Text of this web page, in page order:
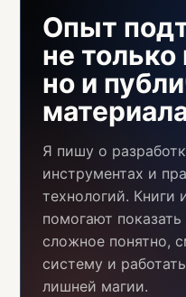
Опыт
не
но и
Я пишу о
инструментах и
технологий. Книги
помогают
сложное понятно,
систему и
лишней магии.